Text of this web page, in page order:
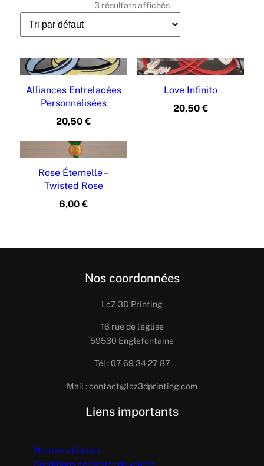
t
3 résultats affichés
Alliances Entrelacées
Personnalisées
20,50€
Love Infinito
20,50 €
Rose Éternelle –
Twisted Rose
6,00€
Nos coordonnées
LcZ 3D Printing
16 rue de l’église
59530 Englefontaine
Tél : 07 69 34 27 87
Mail : contact@lcz3dprinting.com
Liens importants
Mentions légales